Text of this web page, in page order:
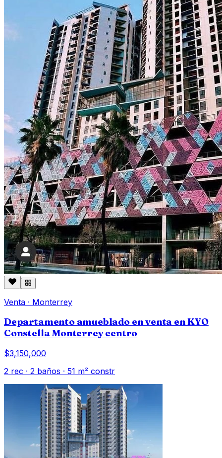
Venta · Monterrey
Departamento amueblado en venta en KYO
Constella Monterrey centro
$3,150,000
2 rec · 2 baños · 51 m² constr